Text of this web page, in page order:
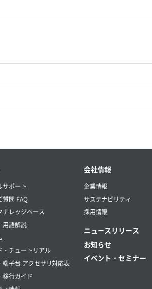
サポート
質問 FAQ
ナレッジベース
用語解説
・チュートリアル
端子台 アクセサリ対応表
移行ガイド
会社情報
企業情報
サステナビリティ
採用情報
ニュースリリース
お知らせ
イベント・セミナー